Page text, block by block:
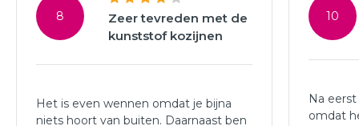
8
Zeer tevreden met de
kunststof kozijnen
Het is even wennen omdat je bijna
niets hoort van buiten. Daarnaast ben
10
Na
omdat